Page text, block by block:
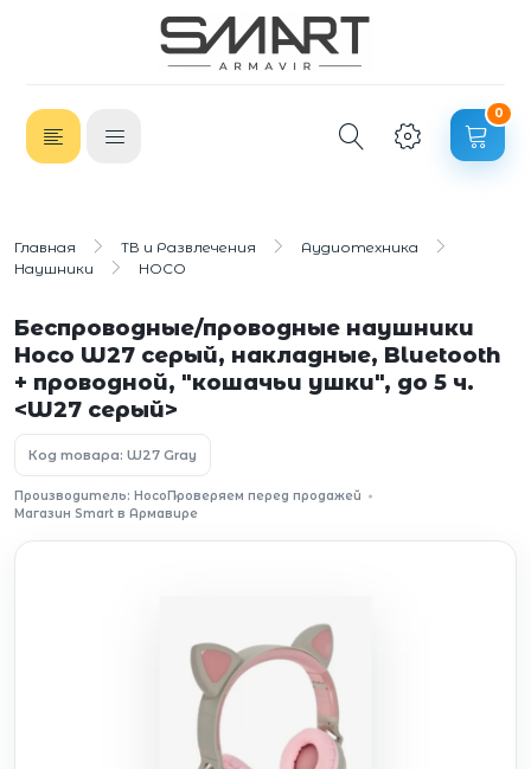
0
Главная ТВ и Развлечения
Аудиотехника
Наушники
HOCO
Беспроводные/проводные наушники
Hoco W27 серый, накладные, Bluetooth
+ проводной, "кошачьи ушки", до 5 ч.
<W27 серый>
Код товара: W27 Gray
Производитель: HocoПроверяем перед продажей
Магазин Smart в Армавире